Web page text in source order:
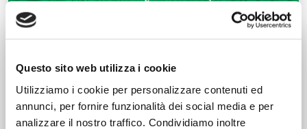
Questo sito web utilizza i cookie
Utilizziamo i cookie per personalizzare contenuti ed
annunci, per fornire funzionalità dei social media e per
analizzare il nostro traffico. Condividiamo inoltre
Tecnico Tecnologico
Integr. Intelligenza artificiale & Robotica
Entra